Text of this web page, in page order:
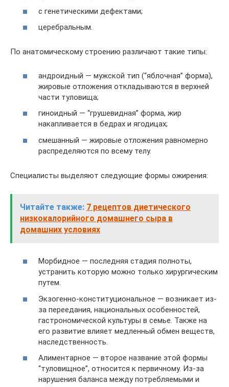
с генетическими дефектами;
церебральным.
По анатомическому строению различают такие типы:
андроидный — мужской тип (“яблочная” форма),
жировые отложения откладываются в верхней
части туловища;
гиноидный — “грушевидная” форма, жир
накапливается в бедрах и ягодицах;
смешанный — жировые отложения равномерно
распределяются по всему телу.
Специалисты выделяют следующие формы ожирения:
Читайте также: 7 рецептов диетического
низкокалорийного домашнего сыра в
домашних условиях
Морбидное — последняя стадия полноты,
устранить которую можно только хирургическим
путем.
Экзогенно-конституциональное — возникает из-
за переедания, национальных особенностей,
гастрономической культуры в семье. Также на
его развитие влияет медленный обмен веществ,
наследственность.
Алиментарное — второе название этой формы
“туловищное”, относится к первичному. Из-за
нарушения баланса между потребляемыми и